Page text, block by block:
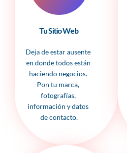
Tu Sitio Web
Deja de estar ausente
en donde todos están
haciendo negocios.
Pon tu marca,
fotografías,
información y datos
de contacto.